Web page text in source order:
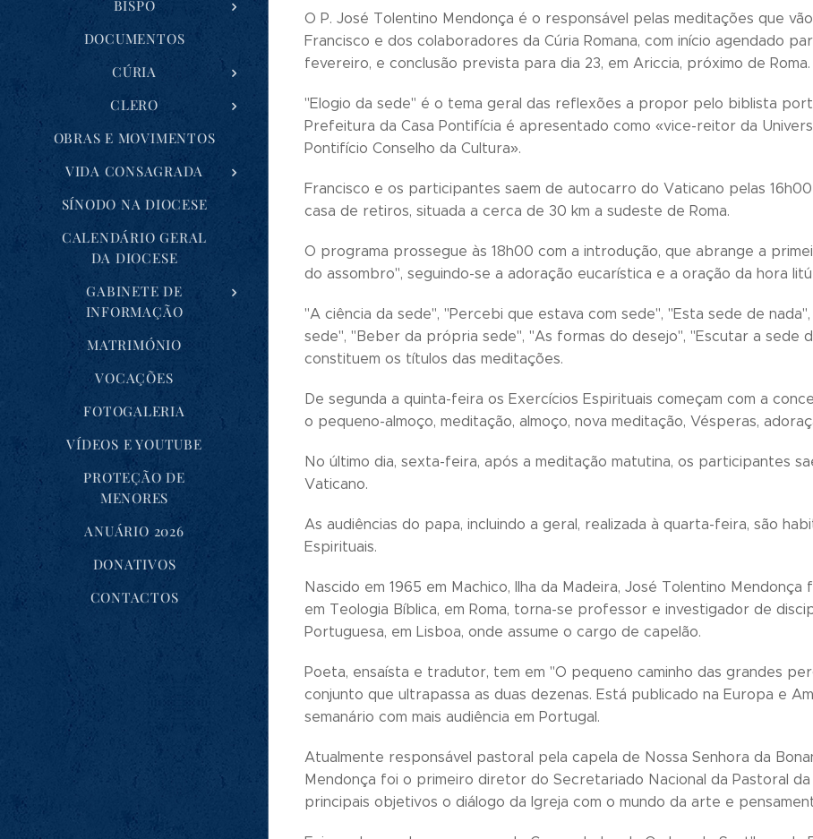
BISPO
DOCUMENTOS
CÚRIA
CLERO
OBRAS E MOVIMENTOS
VIDA CONSAGRADA
SÍNODO NA DIOCESE
CALENDÁRIO GERAL
DA DIOCESE
GABINETE DE
INFORMAÇÃO
MATRIMÓNIO
VOCAÇÕES
FOTOGALERIA
VÍDEOS E YOUTUBE
PROTEÇÃO DE
MENORES
ANUÁRIO 2026
DONATIVOS
CONTACTOS
O P. José Tolentino Mendonça é o responsável pelas meditações que
Francisco e dos colaboradores da Cúria Romana, com início agendado
fevereiro, e conclusão prevista para dia 23, em Ariccia, próximo de Roma.
"Elogio da sede" é o tema geral das reflexões a propor pelo biblista
Prefeitura da Casa Pontifícia é apresentado como «vice-reitor da
Pontifício Conselho da Cultura».
Francisco e os participantes saem de autocarro do Vaticano pelas
casa de retiros, situada a cerca de 30 km a sudeste de Roma.
O programa prossegue às 18h00 com a introdução, que abrange a
do assombro", seguindo-se a adoração eucarística e a oração da hora
"A ciência da sede", "Percebi que estava com sede", "Esta sede de
sede", "Beber da própria sede", "As formas do desejo", "Escutar a sede
constituem os títulos das meditações.
De segunda a quinta-feira os Exercícios Espirituais começam com a
o pequeno-almoço, meditação, almoço, nova meditação, Vésperas,
No último dia, sexta-feira, após a meditação matutina, os participantes
Vaticano.
As audiências do papa, incluindo a geral, realizada à quarta-feira, são
Espirituais.
Nascido em 1965 em Machico, Ilha da Madeira, José Tolentino
em Teologia Bíblica, em Roma, torna-se professor e investigador de
Portuguesa, em Lisboa, onde assume o cargo de capelão.
Poeta, ensaísta e tradutor, tem em "O pequeno caminho das grandes
conjunto que ultrapassa as duas dezenas. Está publicado na Europa e
semanário com mais audiência em Portugal.
Atualmente responsável pastoral pela capela de Nossa Senhora da
Mendonça foi o primeiro diretor do Secretariado Nacional da Pastoral
principais objetivos o diálogo da Igreja com o mundo da arte e